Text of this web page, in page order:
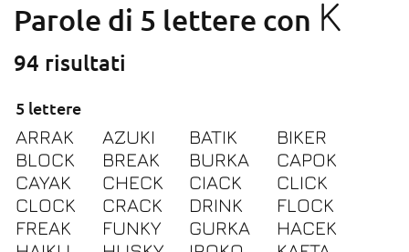
Parole di 5 lettere con K
94 risultati
5 lettere
ARRAK AZUKI BATIK
BIKER
BLOCK
BREAK BURKA
CAPOK
CAYAK
CHECK CIACK
CLICK
CLOCK
CRACK DRINK
FLOCK
FREAK
FUNKY GURKA
HACEK